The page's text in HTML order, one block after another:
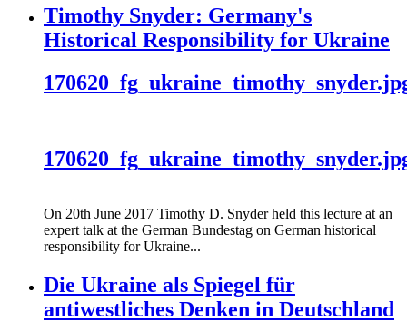
Timothy Snyder: Germany's
Historical Responsibility for Ukraine
On 20th June 2017 Timothy D. Snyder held this lecture at an
expert talk at the German Bundestag on German historical
responsibility for Ukraine...
Die Ukraine als Spiegel für
antiwestliches Denken in Deutschland